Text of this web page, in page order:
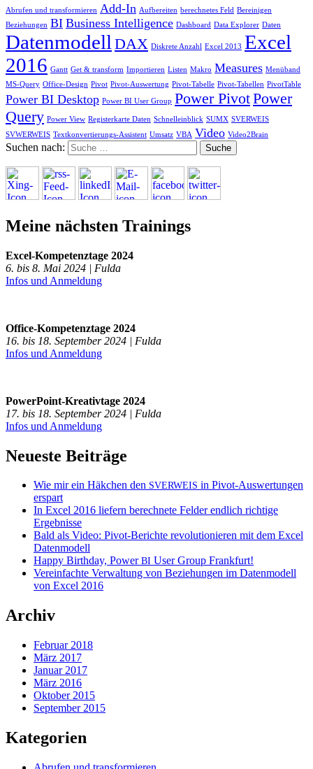
Abrufen und transformieren Add-In Aufbereiten berechnetes Feld Bereinigen
Beziehungen BI Business Intelligence Dashboard Data Explorer Daten
Datenmodell DAX Diskrete Anzahl Excel 2013 Excel
2016 Gantt Get & transform Importieren Listen Makro Measures Menüband
MS-Query Office-Design Pivot Pivot-Auswertung Pivot-Tabelle Pivot-Tabellen PivotTable
Power BI Desktop Power BI User Group Power PivotPower
Query Power View Registerkarte Daten Schnelleinblick SUMX SVERWEIS
SVWERWEIS Textkonvertierungs-Assistent Umsatz VBA Video Video2Brain
Suchen nach:
Meine nächsten Trainings
Excel-Kompetenztage 2024
6. bis 8. Mai 2024 | Fulda
Infos und Anmeldung
Office-Kompetenztage 2024
16. bis 18. September 2024 | Fulda
Infos und Anmeldung
PowerPoint-Kreativtage 2024
17. bis 18. September 2024 | Fulda
Infos und Anmeldung
Neueste Beiträge
Wie mir ein Häkchen den SVERWEIS in Pivot-Auswertungen
erspart
In Excel 2016 liefern berechnete Felder endlich richtige
Ergebnisse
Bald als Video: Pivot-Berichte revolutionieren mit dem Excel
Datenmodell
Happy Birthday, PowerBI User Group Frankfurt!
Vereinfachte Verwaltung von Beziehungen im Datenmodell
von Excel 2016
Archiv
Februar 2018
März 2017
Januar 2017
März 2016
Oktober 2015
September 2015
Kategorien